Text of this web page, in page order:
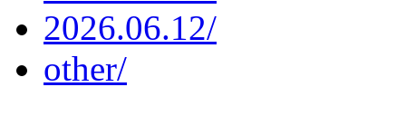
2026.06.12/
other/